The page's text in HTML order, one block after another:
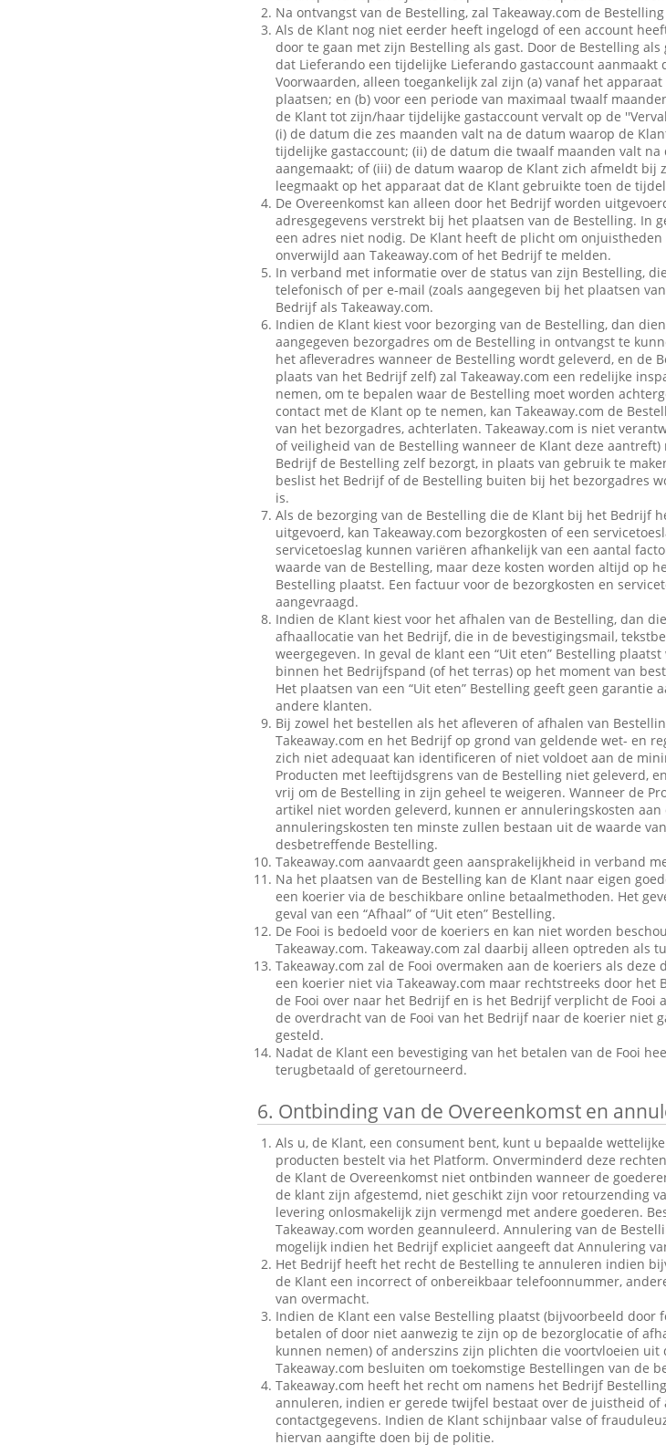
Na ontvangst van de Bestelling, zal Takeaway.com de
Als de Klant nog niet eerder heeft ingelogd of een account
door te gaan met zijn Bestelling als gast. Door de Bestelling
dat Lieferando een tijdelijke Lieferando gastaccount
Voorwaarden, alleen toegankelijk zal zijn (a) vanaf het
plaatsen; en (b) voor een periode van maximaal twaalf
de Klant tot zijn/haar tijdelijke gastaccount vervalt op de
(i) de datum die zes maanden valt na de datum waarop de
tijdelijke gastaccount; (ii) de datum die twaalf maanden valt
aangemaakt; of (iii) de datum waarop de Klant zich afmeldt bij
leegmaakt op het apparaat dat de Klant gebruikte toen de
De Overeenkomst kan alleen door het Bedrijf worden
adresgegevens verstrekt bij het plaatsen van de Bestelling. In
een adres niet nodig. De Klant heeft de plicht om
onverwijld aan Takeaway.com of het Bedrijf te melden.
In verband met informatie over de status van zijn Bestelling,
telefonisch of per e-mail (zoals aangegeven bij het plaatsen
Bedrijf als Takeaway.com.
Indien de Klant kiest voor bezorging van de Bestelling, dan
aangegeven bezorgadres om de Bestelling in ontvangst te
het afleveradres wanneer de Bestelling wordt geleverd, en de
plaats van het Bedrijf zelf) zal Takeaway.com een redelijke
nemen, om te bepalen waar de Bestelling moet worden
contact met de Klant op te nemen, kan Takeaway.com de
van het bezorgadres, achterlaten. Takeaway.com is niet
of veiligheid van de Bestelling wanneer de Klant deze
Bedrijf de Bestelling zelf bezorgt, in plaats van gebruik te
beslist het Bedrijf of de Bestelling buiten bij het bezorgadres
is.
Als de bezorging van de Bestelling die de Klant bij het Bedrijf
uitgevoerd, kan Takeaway.com bezorgkosten of een
servicetoeslag kunnen variëren afhankelijk van een aantal
waarde van de Bestelling, maar deze kosten worden altijd op
Bestelling plaatst. Een factuur voor de bezorgkosten en
aangevraagd.
Indien de Klant kiest voor het afhalen van de Bestelling, dan
afhaallocatie van het Bedrijf, die in de bevestigingsmail,
weergegeven. In geval de klant een “Uit eten” Bestelling
binnen het Bedrijfspand (of het terras) op het moment van
Het plaatsen van een “Uit eten” Bestelling geeft geen garantie
andere klanten.
Bij zowel het bestellen als het afleveren of afhalen van
Takeaway.com en het Bedrijf op grond van geldende wet- en
zich niet adequaat kan identificeren of niet voldoet aan de
Producten met leeftijdsgrens van de Bestelling niet geleverd,
vrij om de Bestelling in zijn geheel te weigeren. Wanneer de
artikel niet worden geleverd, kunnen er annuleringskosten
annuleringskosten ten minste zullen bestaan uit de waarde
desbetreffende Bestelling.
Takeaway.com aanvaardt geen aansprakelijkheid in verband
Na het plaatsen van de Bestelling kan de Klant naar eigen
een koerier via de beschikbare online betaalmethoden. Het
geval van een “Afhaal” of “Uit eten” Bestelling.
De Fooi is bedoeld voor de koeriers en kan niet worden
Takeaway.com. Takeaway.com zal daarbij alleen optreden als
Takeaway.com zal de Fooi overmaken aan de koeriers als
een koerier niet via Takeaway.com maar rechtstreeks door het
de Fooi over naar het Bedrijf en is het Bedrijf verplicht de Fooi
de overdracht van de Fooi van het Bedrijf naar de koerier niet
gesteld.
Nadat de Klant een bevestiging van het betalen van de Fooi
terugbetaald of geretourneerd.
6. Ontbinding van de Overeenkomst en
Als u, de Klant, een consument bent, kunt u bepaalde
producten bestelt via het Platform. Onverminderd deze
de Klant de Overeenkomst niet ontbinden wanneer de
de klant zijn afgestemd, niet geschikt zijn voor retourzending
levering onlosmakelijk zijn vermengd met andere goederen.
Takeaway.com worden geannuleerd. Annulering van de
mogelijk indien het Bedrijf expliciet aangeeft dat Annulering
Het Bedrijf heeft het recht de Bestelling te annuleren indien
de Klant een incorrect of onbereikbaar telefoonnummer,
van overmacht.
Indien de Klant een valse Bestelling plaatst (bijvoorbeeld door
betalen of door niet aanwezig te zijn op de bezorglocatie of
kunnen nemen) of anderszins zijn plichten die voortvloeien uit
Takeaway.com besluiten om toekomstige Bestellingen van de
Takeaway.com heeft het recht om namens het Bedrijf
annuleren, indien er gerede twijfel bestaat over de juistheid
contactgegevens. Indien de Klant schijnbaar valse of
hiervan aangifte doen bij de politie.